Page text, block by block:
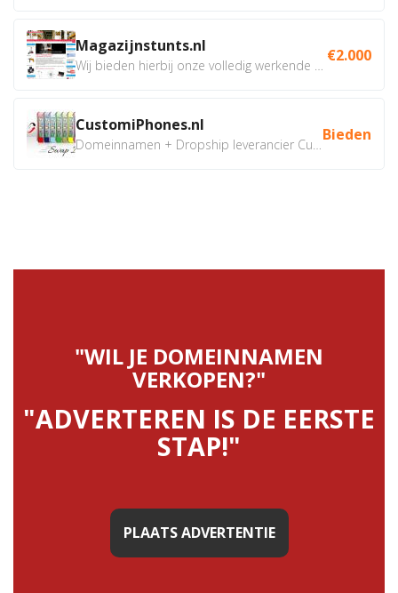
Magazijnstunts.nl €2.000
CustomiPhones.nl Bieden
"WIL JE DOMEINNAMEN
VERKOPEN?"
"ADVERTEREN IS DE EERSTE
STAP!"
PLAATS ADVERTENTIE